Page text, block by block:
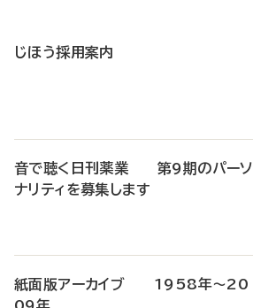
じほう採用案内
音で聴く日刊薬業 第9期のパーソ
ナリティを募集します
紙面版アーカイブ 1958年～20